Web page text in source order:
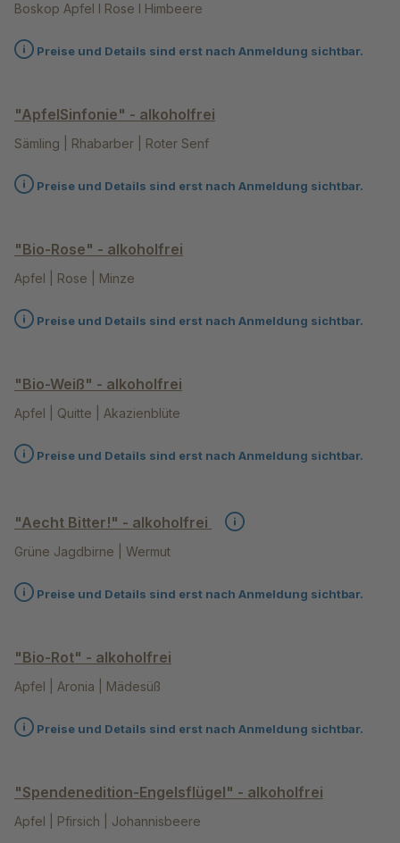
Boskop Apfel I Rose I Himbeere
Preise und Details sind erst nach Anmeldung sichtbar.
"ApfelSinfonie" - alkoholfrei
Sämling | Rhabarber | Roter Senf
Preise und Details sind erst nach Anmeldung sichtbar.
"Bio-Rose" - alkoholfrei
Apfel | Rose | Minze
Preise und Details sind erst nach Anmeldung sichtbar.
"Bio-Weiß" - alkoholfrei
Apfel | Quitte | Akazienblüte
Preise und Details sind erst nach Anmeldung sichtbar.
"Aecht Bitter!" - alkoholfrei
Grüne Jagdbirne | Wermut
Preise und Details sind erst nach Anmeldung sichtbar.
"Bio-Rot" - alkoholfrei
Apfel | Aronia | Mädesüß
Preise und Details sind erst nach Anmeldung sichtbar.
"Spendenedition-Engelsflügel" - alkoholfrei
Apfel | Pfirsich | Johannisbeere